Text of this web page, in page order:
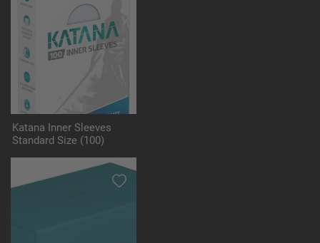
Katana Inner Sleeves
Standard Size (100)